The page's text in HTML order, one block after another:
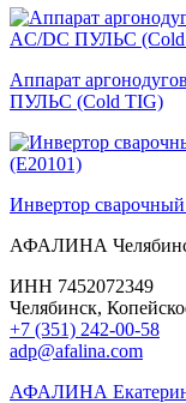
Аппарат
ПУЛЬС (Cold TIG)
Инвертор
АФАЛИНА
ИНН 7452072349
Челябинск,
+7 (351) 242-00-58
adp@afalina.com
АФАЛИНА